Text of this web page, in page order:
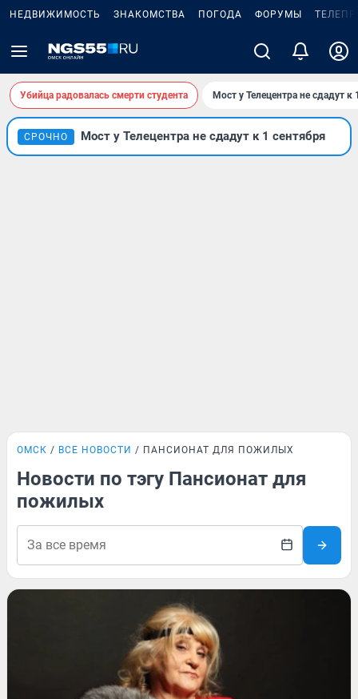
НЕДВИЖИМОСТЬ ЗНАКОМСТВА ПОГОДА ФОРУМЫ
Убийца радовалась смерти студента Мост у Телецентра не сдадут к
СРОЧНО Мост у Телецентра не сдадут к 1 сентября
ОМСК ВСЕ НОВОСТИ ПАНСИОНАТ ДЛЯ ПОЖИЛЫХ
Новости по тэгу Пансионат для
пожилых